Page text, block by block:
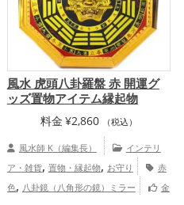
風水 虎頭八卦羅盤 赤 開運グ
ッズ置物アイテム縁起物
料金 ¥2,860 （税込）
風水師 K（編集長）
インテリ
ア・雑貨, 置物・縁起物, お守り
赤
色, 八卦鏡（八角形の鏡）ミラー
金